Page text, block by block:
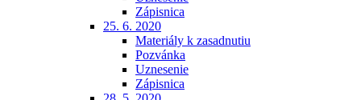
Zápisnica
25. 6. 2020
Materiály k zasadnutiu
Pozvánka
Uznesenie
Zápisnica